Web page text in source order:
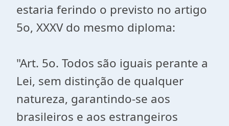
estaria ferindo o previsto no artigo
5o, XXXV do mesmo diploma:
"Art. 5o. Todos são iguais perante a
Lei, sem distinção de qualquer
natureza, garantindo-se aos
brasileiros e aos estrangeiros